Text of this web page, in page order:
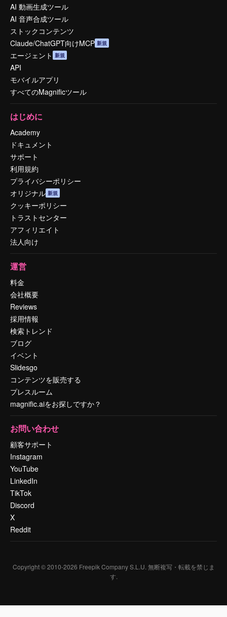
AI 動画生成ツール
AI 音声合成ツール
ストックコンテンツ
Claude/ChatGPT向けMCP 新規
エージェント 新規
API
モバイルアプリ
すべてのMagnificツール
はじめに
Academy
ドキュメント
サポート
利用規約
プライバシーポリシー
オリジナル 新規
クッキーポリシー
トラストセンター
アフィリエイト
法人向け
運営
料金
会社概要
Reviews
採用情報
検索トレンド
ブログ
イベント
Slidesgo
コンテンツを販売する
プレスルーム
magnific.aiをお探しですか？
お問い合わせ
顧客サポート
Instagram
YouTube
LinkedIn
TikTok
Discord
X
Reddit
Copyright © 2010-2026 Freepik Company S.L.U. 無断複写・転載を禁じま
す.